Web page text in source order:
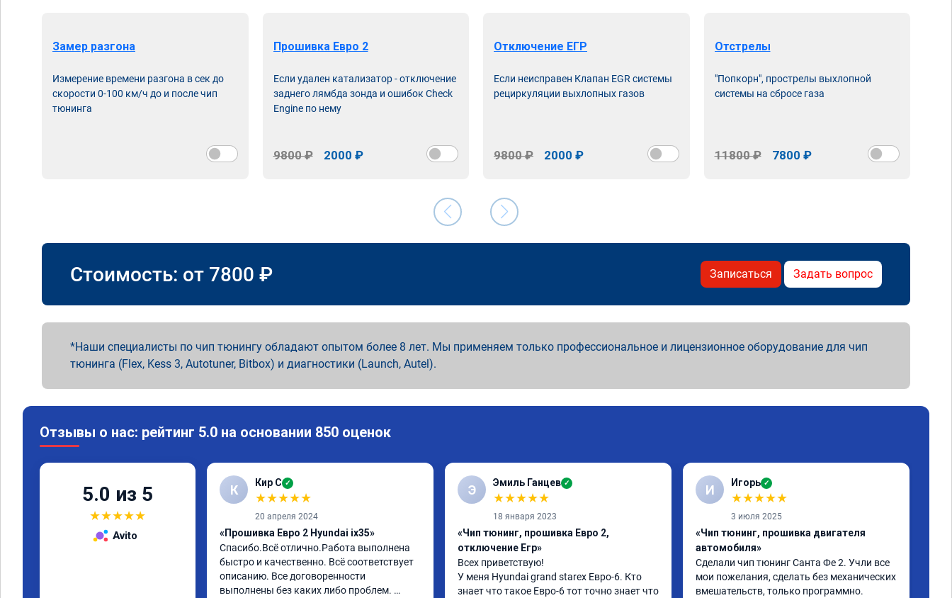
Замер разгона
Измерение времени разгона в сек до
скорости 0-100 км/ч до и после чип
тюнинга
Прошивка Евро 2
Если удален катализатор - отключение
заднего лямбда зонда и ошибок Check
Engine по нему
9800 ₽ 2000 ₽
Отключение ЕГР
Если неисправен Клапан EGR системы
рециркуляции выхлопных газов
9800 ₽ 2000 ₽
Отстрелы
"Попкорн", прострелы выхлопной
системы на сбросе газа
11800 ₽ 7800 ₽
Стоимость: от 7800 ₽ Записаться Задать вопрос
Наши специалисты по чип тюнингу обладают опытом более 8 лет. Мы применяем только профессиональное и лицензионное оборудование для чип
тюнинга (Flex, Kess 3, Autotuner, Bitbox) и диагностики (Launch, Autel).
Отзывы о нас: рейтинг 5.0 на основании 850 оценок
5.0 из 5
★★★★★
Avito
К Кир С ✓
★★★★★
20 апреля 2024
«Прошивка Евро 2 Hyundai ix35»
Спасибо.Всё отлично.Работа выполнена
быстро и качественно. Всё соответствует
описанию. Все договоренности
выполнены без каких либо проблем.
Э Эмиль Ганцев ✓
★★★★★
18 января 2023
«Чип тюнинг, прошивка Евро 2,
отключение Егр»
Всех приветствую!
У меня Hyundai grand starex Евро-6. Кто
знает что такое Евро-6 тот точно знает что
И Игорь ✓
★★★★★
3 июля 2025
«Чип тюнинг, прошивка двигателя
автомобиля»
Сделали чип тюнинг Санта Фе 2. Учли все
мои пожелания, сделать без механических
вмешательств, только программно.